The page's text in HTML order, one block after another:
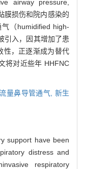
airway pressure,
膜损伤和院内感染的
（humidified high-
引入，因其增加了患
性，正逐渐成为替代
将对近些年 HHFNC
量鼻导管通气, 新生
support have been
distress and
respiratory